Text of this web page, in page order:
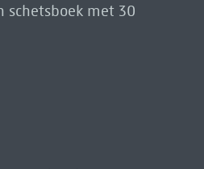
schetsboek met 30